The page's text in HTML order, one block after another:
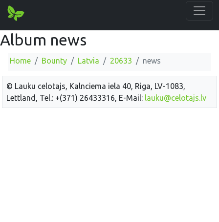
Album news
Home Bounty Latvia 20633 news
© Lauku celotajs, Kalnciema iela 40, Riga, LV-1083,
Lettland, Tel.: +(371) 26433316, E-Mail: lauku@celotajs.lv